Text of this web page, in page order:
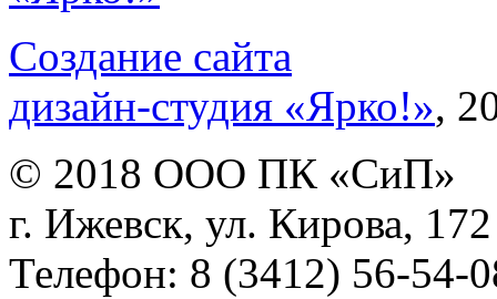
Создание сайта
дизайн-студия «Ярко!»,
© 2018 ООО ПК «СиП»
г. Ижевск, ул. Кирова,
Телефон: 8 (3412) 56-54-